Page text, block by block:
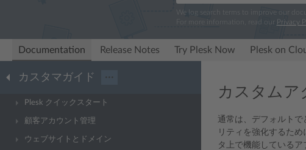
We log search terms to improve our
For more information, read our Privacy
Documentation Release Notes Try Plesk Now Plesk on
カスタマガイド ···
Plesk クイックスタート
顧客アカウント管理
ウェブサイトとドメイン
カスタムア
通常は、デフォルトで
リティを強化するた
タ上で機能しているア